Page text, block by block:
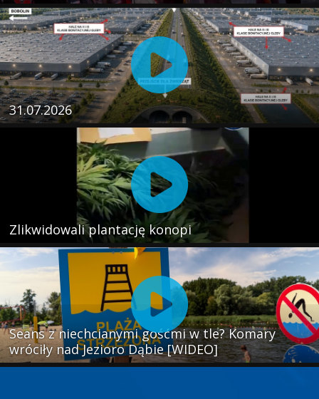
31.07.2026
Zlikwidowali plantację konopi
Seans z niechcianymi gośćmi w tle? Komary
wróciły nad Jezioro Dąbie [WIDEO]